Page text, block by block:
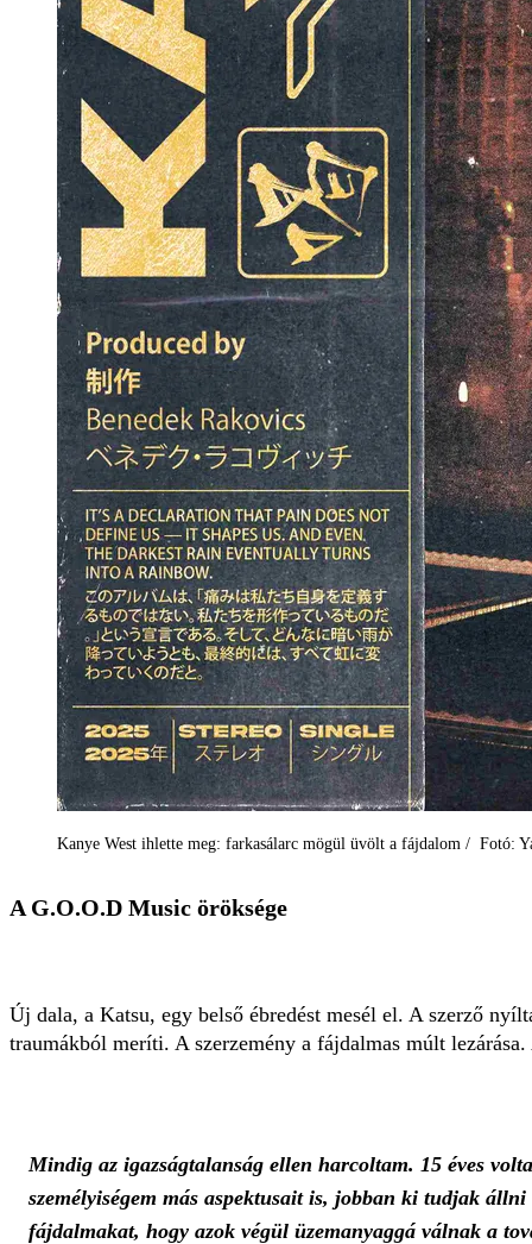
Kanye West ihlette meg: farkasálarc mögül üvölt a fájdalom / Fotó:
A G.O.O.D Music öröksége
Új dala, a Katsu, egy belső ébredést mesél el. A szerző
traumákból meríti. A szerzemény a fájdalmas múlt
Mindig az igazságtalanság ellen harcoltam. 15 éves
személyiségem más aspektusait is, jobban ki tudjak
fájdalmakat, hogy azok végül üzemanyaggá válnak a